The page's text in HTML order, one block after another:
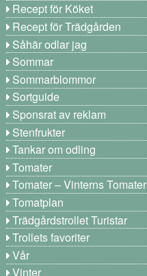
Recept för Köket
Recept för Trädgården
Såhär odlar jag
Sommar
Sommarblommor
Sortguide
Sponsrat av reklam
Stenfrukter
Tankar om odling
Tomater
Tomater – Vinterns Tomater
Tomatplan
Trädgårdstrollet Turistar
Trollets favoriter
Vår
Vinter